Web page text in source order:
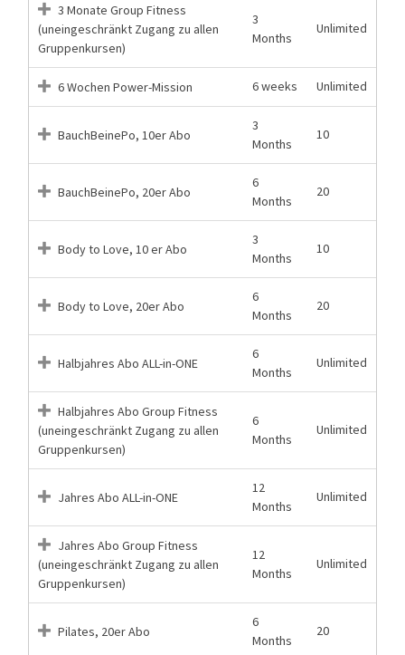
3 Monate Group Fitness
(uneingeschränkt Zugang zu allen
Gruppenkursen)
3
Months
Unlimited
6 Wochen Power-Mission 6 weeks Unlimited
BauchBeinePo, 10er Abo
3
Months
10
BauchBeinePo, 20er Abo
6
Months
20
Body to Love, 10 er Abo
3
Months
10
Body to Love, 20er Abo
6
Months
20
Halbjahres Abo ALL-in-ONE
6
Months
Unlimited
Halbjahres Abo Group Fitness
(uneingeschränkt Zugang zu allen
Gruppenkursen)
6
Months
Unlimited
Jahres Abo ALL-in-ONE
12
Months
Unlimited
Jahres Abo Group Fitness
(uneingeschränkt Zugang zu allen
Gruppenkursen)
12
Months
Unlimited
Pilates, 20er Abo
6
Months
20